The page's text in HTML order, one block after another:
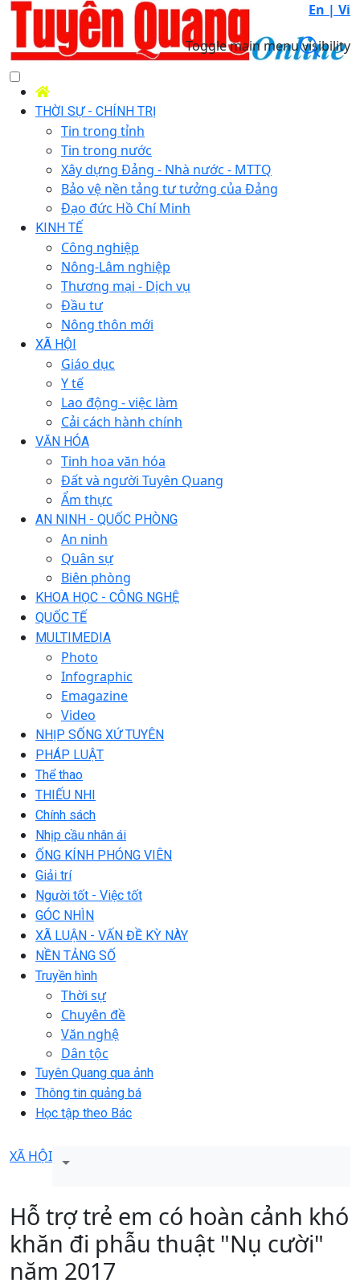
En | Vi
Toggle main menu visibility
THỜI SỰ - CHÍNH TRỊ
Tin trong tỉnh
Tin trong nước
Xây dựng Đảng - Nhà nước - MTTQ
Bảo vệ nền tảng tư tưởng của Đảng
Đạo đức Hồ Chí Minh
KINH TẾ
Công nghiệp
Nông-Lâm nghiệp
Thương mại - Dịch vụ
Đầu tư
Nông thôn mới
XÃ HỘI
Giáo dục
Y tế
Lao động - việc làm
Cải cách hành chính
VĂN HÓA
Tinh hoa văn hóa
Đất và người Tuyên Quang
Ẩm thực
AN NINH - QUỐC PHÒNG
An ninh
Quân sự
Biên phòng
KHOA HỌC - CÔNG NGHỆ
QUỐC TẾ
MULTIMEDIA
Photo
Infographic
Emagazine
Video
NHỊP SỐNG XỨ TUYÊN
PHÁP LUẬT
Thể thao
THIẾU NHI
Chính sách
Nhịp cầu nhân ái
ỐNG KÍNH PHÓNG VIÊN
Giải trí
Người tốt - Việc tốt
GÓC NHÌN
XÃ LUẬN - VẤN ĐỀ KỲ NÀY
NỀN TẢNG SỐ
Truyền hình
Thời sự
Chuyên đề
Văn nghệ
Dân tộc
Tuyên Quang qua ảnh
Thông tin quảng bá
Học tập theo Bác
XÃ HỘI
Hỗ trợ trẻ em có hoàn cảnh khó
khăn đi phẫu thuật "Nụ cười"
năm 2017